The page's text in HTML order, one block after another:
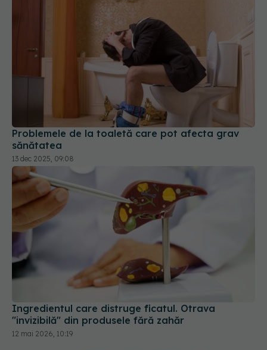
Problemele de la toaletă care pot afecta grav
sănătatea
13 dec 2025, 09:08
Ingredientul care distruge ficatul. Otrava
"invizibilă" din produsele fără zahăr
12 mai 2026, 10:19